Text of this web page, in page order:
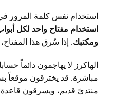
استخدام نفس كلمة المرور
استخدام مفتاح واحد لكل
ومكتبك. إذا سُرق هذا
الهاكرز لا يهاجمون دائماً
مباشرة. قد يخترقون موقعاً
منتدىً قديم، ويسرقون قاعدة